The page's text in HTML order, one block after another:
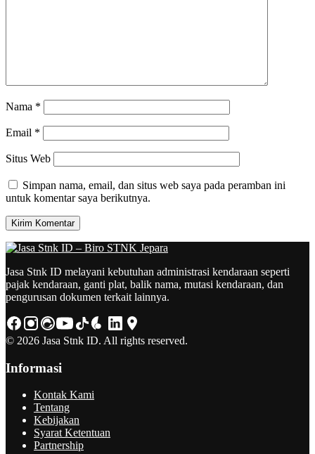
Nama *
Email *
Situs Web
Simpan nama, email, dan situs web saya pada peramban ini
untuk komentar saya berikutnya.
Jasa Stnk ID melayani kebutuhan administrasi kendaraan seperti
pajak kendaraan, ganti plat, balik nama, mutasi kendaraan, dan
pengurusan dokumen terkait lainnya.
© 2026 Jasa Stnk ID. All rights reserved.
Informasi
Kontak Kami
Tentang
Kebijakan
Syarat Ketentuan
Partnership